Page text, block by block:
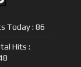
Today : 86
Hits :